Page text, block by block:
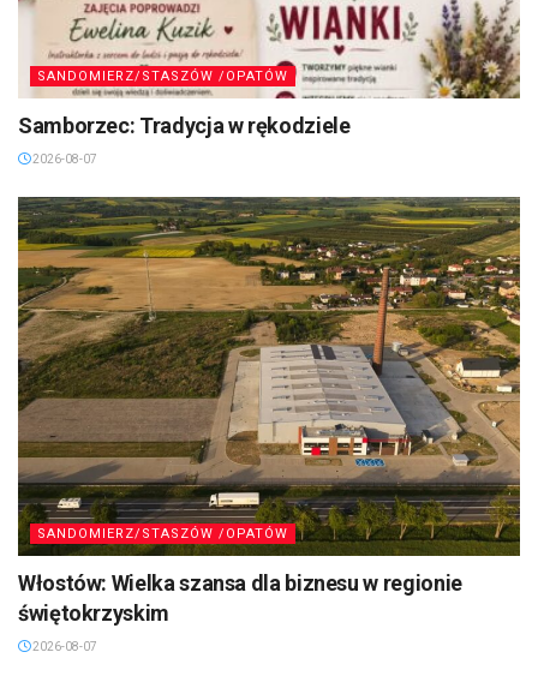
SANDOMIERZ/STASZÓW /OPATÓW
Samborzec: Tradycja w rękodziele
2026-08-07
SANDOMIERZ/STASZÓW /OPATÓW
Włostów: Wielka szansa dla biznesu w regionie
świętokrzyskim
2026-08-07